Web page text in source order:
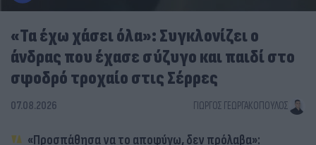
«Τα έχω χάσει όλα»: Συγκλονίζει ο
άνδρας που έχασε σύζυγο και παιδί στο
σφοδρό τροχαίο στις Σέρρες
07.08.2026 ΓΙΏΡΓΟΣ ΓΕΩΡΓΑΚΌΠΟΥΛΟΣ
«Προσπάθησα να το αποφύγω, δεν πρόλαβα»: